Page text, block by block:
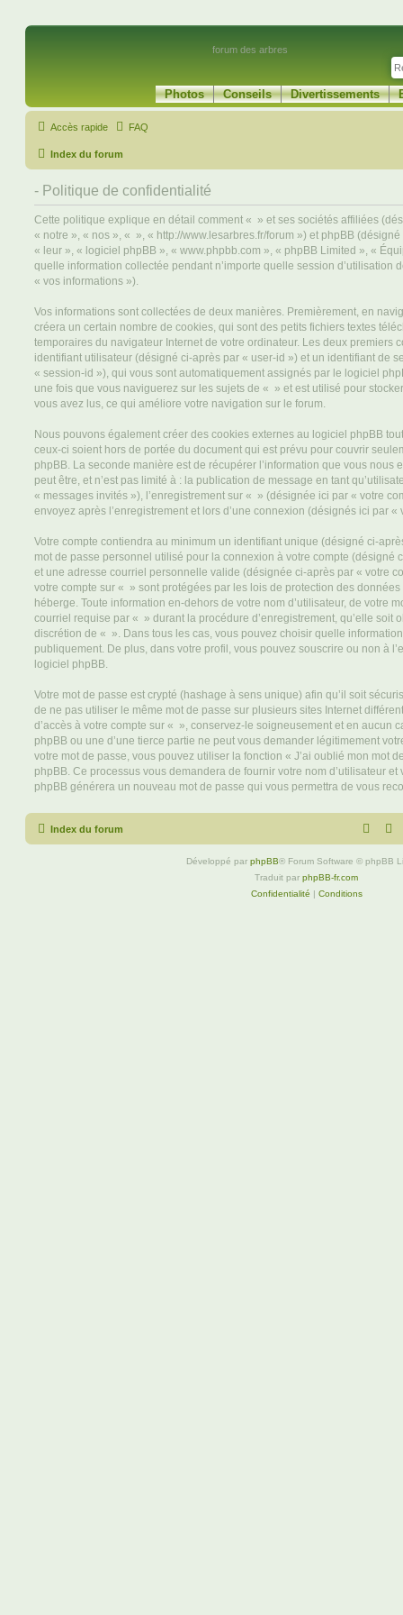
forum des arbres
Photos Conseils Divertissements
Accès rapide FAQ
Index du forum
- Politique de confidentialité
Cette politique explique en détail comment « » et ses sociétés affiliées
« notre », « nos », « », « http://www.lesarbres.fr/forum ») et phpBB
« leur », « logiciel phpBB », « www.phpbb.com », « phpBB Limited », «
quelle information collectée pendant n’importe quelle session d’utilisation
« vos informations »).
Vos informations sont collectées de deux manières. Premièrement, en
créera un certain nombre de cookies, qui sont des petits fichiers textes
temporaires du navigateur Internet de votre ordinateur. Les deux premiers
identifiant utilisateur (désigné ci-après par « user-id ») et un identifiant de
« session-id »), qui vous sont automatiquement assignés par le logiciel
une fois que vous naviguerez sur les sujets de « » et est utilisé pour
vous avez lus, ce qui améliore votre navigation sur le forum.
Nous pouvons également créer des cookies externes au logiciel phpBB
ceux-ci soient hors de portée du document qui est prévu pour couvrir
phpBB. La seconde manière est de récupérer l’information que vous nous
peut être, et n’est pas limité à : la publication de message en tant
« messages invités »), l’enregistrement sur « » (désignée ici par « votre
envoyez après l’enregistrement et lors d’une connexion (désignés ici par «
Votre compte contiendra au minimum un identifiant unique (désigné ci-
mot de passe personnel utilisé pour la connexion à votre compte (désigné
et une adresse courriel personnelle valide (désignée ci-après par « votre
votre compte sur « » sont protégées par les lois de protection des
héberge. Toute information en-dehors de votre nom d’utilisateur, de votre
courriel requise par « » durant la procédure d’enregistrement, qu’elle soit
discrétion de « ». Dans tous les cas, vous pouvez choisir quelle
publiquement. De plus, dans votre profil, vous pouvez souscrire ou non à
logiciel phpBB.
Votre mot de passe est crypté (hashage à sens unique) afin qu’il soit
de ne pas utiliser le même mot de passe sur plusieurs sites Internet
d’accès à votre compte sur « », conservez-le soigneusement et en aucun
phpBB ou une d’une tierce partie ne peut vous demander légitimement
votre mot de passe, vous pouvez utiliser la fonction « J’ai oublié mon mot
phpBB. Ce processus vous demandera de fournir votre nom d’utilisateur
phpBB générera un nouveau mot de passe qui vous permettra de vous
Index du forum
Développé par phpBB® Forum Software © phpBB
Traduit par phpBB-fr.com
Confidentialité | Conditions